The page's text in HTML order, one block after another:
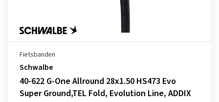
Fietsbanden
Schwalbe
40-622 G-One Allround 28x1.50 HS473 Evo
Super Ground,TEL Fold, Evolution Line, ADDIX